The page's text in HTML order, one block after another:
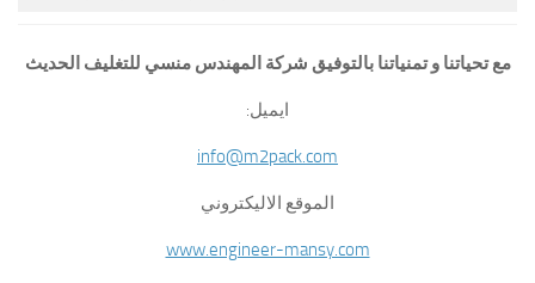
مع تحياتنا و تمنياتنا بالتوفيق شركة المهندس منسي للتغليف الحديث
ايميل:
info@m2pack.com
الموقع الاليكتروني
www.engineer-mansy.com